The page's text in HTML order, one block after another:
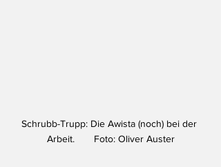
Schrubb-Trupp: Die Awista (noch) bei der
Arbeit.       Foto: Oliver Auster